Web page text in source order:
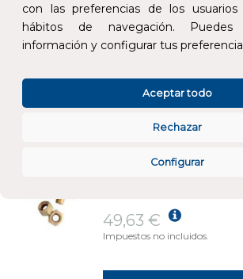
con las preferencias de los
hábitos de navegación.
información y configurar tus
Configurar
Rechazar
Aceptar todo
AÑADIR AL
KIT LLAVE ENTRADA /
REF:KIT 20
compra para ver la
49,63 €
Impuestos no incluidos.